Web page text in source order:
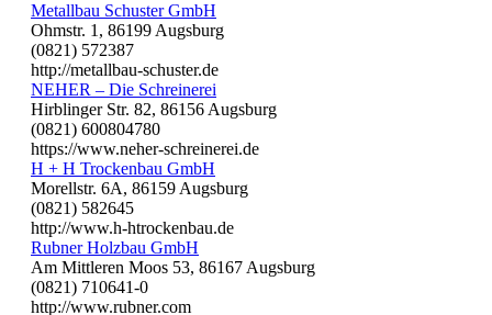
Metallbau Schuster GmbH
Ohmstr. 1, 86199 Augsburg
(0821) 572387
http://metallbau-schuster.de
NEHER – Die Schreinerei
Hirblinger Str. 82, 86156 Augsburg
(0821) 600804780
https://www.neher-schreinerei.de
H + H Trockenbau GmbH
Morellstr. 6A, 86159 Augsburg
(0821) 582645
http://www.h-htrockenbau.de
Rubner Holzbau GmbH
Am Mittleren Moos 53, 86167 Augsburg
(0821) 710641-0
http://www.rubner.com